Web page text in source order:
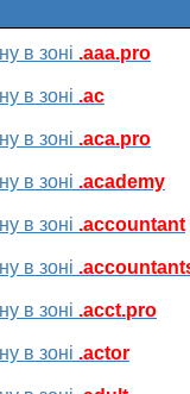
в зоні .aaa.pro
в зоні .ac
в зоні .aca.pro
в зоні .academy
в зоні .accountant
в зоні
в зоні .acct.pro
в зоні .actor